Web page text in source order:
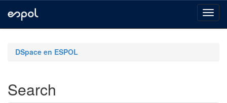
navigationDSpace en ESPOL
Search